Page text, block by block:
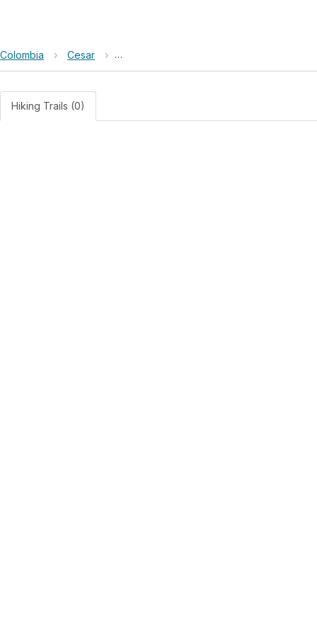
Colombia › Cesar › Reserva Natural de la Sociedad Civil
Hiking Trails (0)